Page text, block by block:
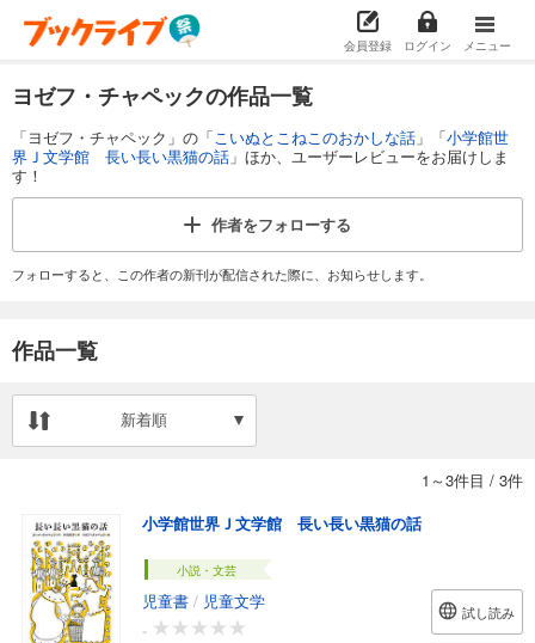
会員登録 ログイン メニュー
ヨゼフ・チャペックの作品一覧
「ヨゼフ・チャペック」の「こいぬとこねこのおかしな話 」「小学館世
界Ｊ文学館 長い長い黒猫の話 」ほか、ユーザーレビューをお届けしま
す！
作者をフォローする
フォローすると、この作者の新刊が配信された際に、お知らせします。
作品一覧
新着順
1～3件目 / 3件
小学館世界Ｊ文学館 長い長い黒猫の話
小説・文芸
児童書 / 児童文学
-
試し読み